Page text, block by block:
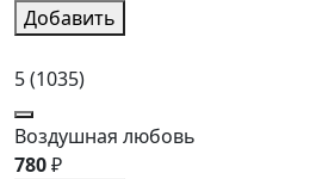
Добавить
5(1035)
Воздушная любовь
780₽